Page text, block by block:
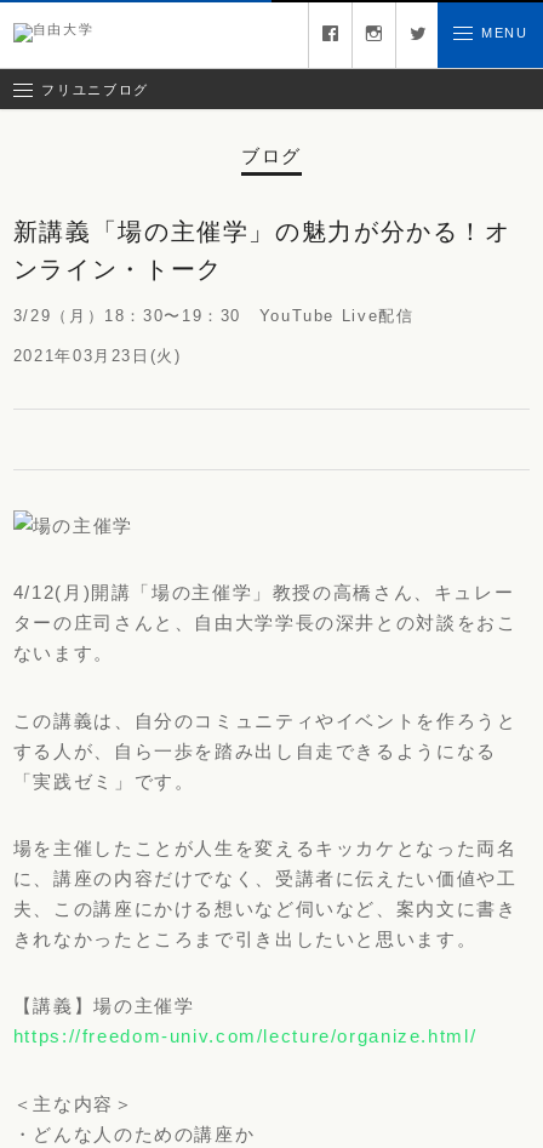
お問い合わせfacebook instagram twitter MENU
フリユニブログ
ブログ
新講義「場の主催学」の魅力が分かる！オ
ンライン・トーク
3/29（月）18：30〜19：30 YouTube Live配信
2021年03月23日(火)
4/12(月)開講「場の主催学」教授の高橋さん、キュレー
ターの庄司さんと、自由大学学長の深井との対談をおこ
ないます。
この講義は、自分のコミュニティやイベントを作ろうと
する人が、自ら一歩を踏み出し自走できるようになる
「実践ゼミ」です。
場を主催したことが人生を変えるキッカケとなった両名
に、講座の内容だけでなく、受講者に伝えたい価値や工
夫、この講座にかける想いなど伺いなど、案内文に書き
きれなかったところまで引き出したいと思います。
【講義】場の主催学
https://freedom-univ.com/lecture/organize.html/
＜主な内容＞
・どんな人のための講座か